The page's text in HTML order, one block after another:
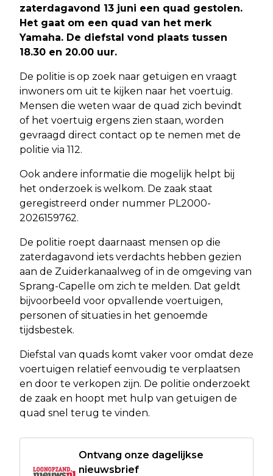
zaterdagavond 13 juni een quad gestolen.
Het gaat om een quad van het merk
Yamaha. De diefstal vond plaats tussen
18.30 en 20.00 uur.
De politie is op zoek naar getuigen en vraagt
inwoners om uit te kijken naar het voertuig.
Mensen die weten waar de quad zich bevindt
of het voertuig ergens zien staan, worden
gevraagd direct contact op te nemen met de
politie via 112.
Ook andere informatie die mogelijk helpt bij
het onderzoek is welkom. De zaak staat
geregistreerd onder nummer PL2000-
2026159762.
De politie roept daarnaast mensen op die
zaterdagavond iets verdachts hebben gezien
aan de Zuiderkanaalweg of in de omgeving van
Sprang-Capelle om zich te melden. Dat geldt
bijvoorbeeld voor opvallende voertuigen,
personen of situaties in het genoemde
tijdsbestek.
Diefstal van quads komt vaker voor omdat deze
voertuigen relatief eenvoudig te verplaatsen
en door te verkopen zijn. De politie onderzoekt
de zaak en hoopt met hulp van getuigen de
quad snel terug te vinden.
Ontvang onze dagelijkse
nieuwsbrief